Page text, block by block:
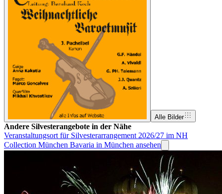
Alle Bilder
Andere Silvesterangebote in der Nähe
Veranstaltungsort für Silvesterarrangement 2026/27 im NH
Collection München Bavaria in München ansehen